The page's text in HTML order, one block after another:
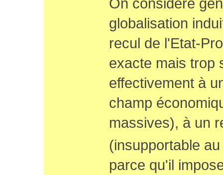
globalisation
recul de l'Etat-
exacte mais trop
effectivement à
champ
massives), à un
(insupportable
parce qu'il